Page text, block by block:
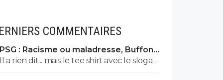
COMMENTAIRES
PSG : Racisme ou maladresse, Buffon
écarte Suzuki
Il a rien dit... mais le tee shirt avec le slogan
de nazi italien de 44 + du coup son